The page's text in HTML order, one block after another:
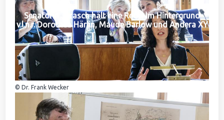
Senatorin Jarasch hält eine Rede. Im Hintergrund
v.l.n.r. Dorothea Härlin, Maude Barlow und Andera XY
© Dr. Frank Wecker